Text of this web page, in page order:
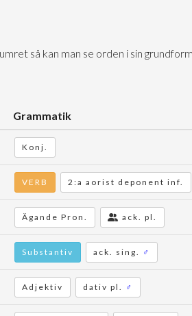
så kan man se orden i sin
Grammatik
Konj.
VERB 2:a aorist deponent inf.
Ägande Pron. ack. pl.
Substantiv ack. sing. ♂
Adjektiv dativ pl. ♂